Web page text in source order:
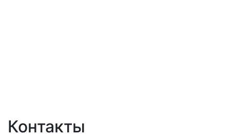
Контакты